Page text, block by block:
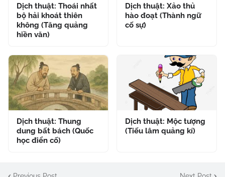
Dịch thuật: Thoái nhất
bộ hải khoát thiên
không (Tăng quảng
hiền văn)
Dịch thuật: Xảo thủ
hào đoạt (Thành ngữ
cố sự)
Dịch thuật: Thung
dung bất bách (Quốc
học điển cố)
Dịch thuật: Mộc tượng
(Tiếu lâm quảng kí)